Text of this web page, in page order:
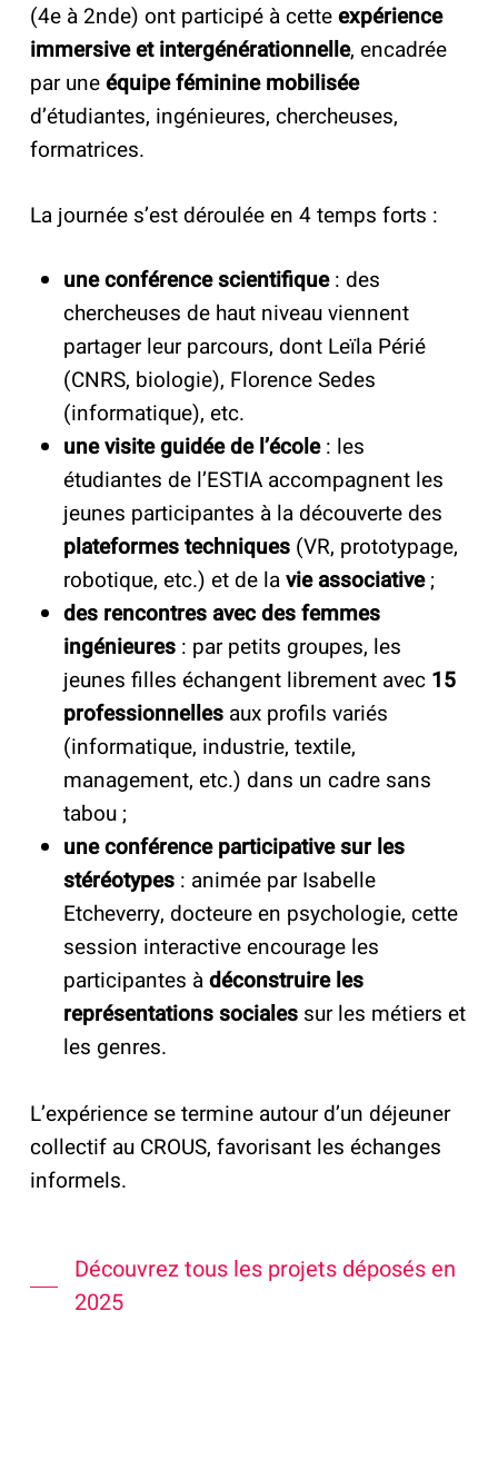
(4e à 2nde) ont participé à cetteexpérience
immersive et intergénérationnelle, encadrée
par uneéquipe féminine mobilisée
d’étudiantes, ingénieures, chercheuses,
formatrices.
La journée s’est déroulée en 4 temps forts :
une conférence scientifique: des
chercheuses de haut niveau viennent
partager leur parcours, dont Leïla Périé
(CNRS, biologie), Florence Sedes
(informatique), etc.
une visite guidée de l’école: les
étudiantes de l’ESTIA accompagnent les
jeunes participantes à la découverte des
plateformes techniques(VR, prototypage,
robotique, etc.) et de lavie associative;
des rencontres avec des femmes
ingénieures : par petits groupes, les
jeunes filles échangent librement avec 15
professionnellesaux profils variés
(informatique, industrie, textile,
management, etc.) dans un cadre sans
tabou ;
une conférence participative sur les
stéréotypes : animée par Isabelle
Etcheverry, docteure en psychologie, cette
session interactive encourage les
participantes àdéconstruire les
représentations socialessur les métiers et
les genres.
L’expérience se termine autour d’un déjeuner
collectif au CROUS, favorisant les échanges
informels.
Découvrez tous les projets déposés en
2025